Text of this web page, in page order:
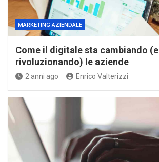
MARKETING AZIENDALE
Come il digitale sta cambiando (e
rivoluzionando) le aziende
2 anni ago Enrico Valterizzi